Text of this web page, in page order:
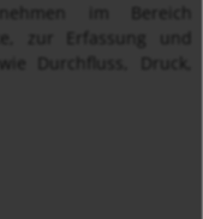
im Bereich
zur Erfassung und
Durchfluss, Druck,